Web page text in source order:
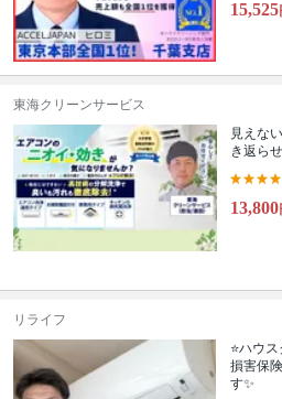
15,525
東海クリーンサービス
見えな
き返ら
13,800
リライフ
⭐ハウ
損害保
す✨